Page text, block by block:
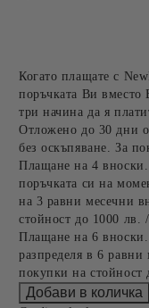
Когато плащате с
поръчката Ви вместо
три начина да я
Отложено до 30 дни
без оскъпяване. За
Плащане на 4 вноски.
поръчката си на
на 3 равни месечни
стойност до 1000 лв.
Плащане на 6 вноски.
разпределя в 6
покупки на стойност